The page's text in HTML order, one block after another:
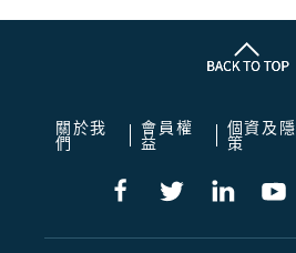
關於我
們
會員權
益
個資及
策